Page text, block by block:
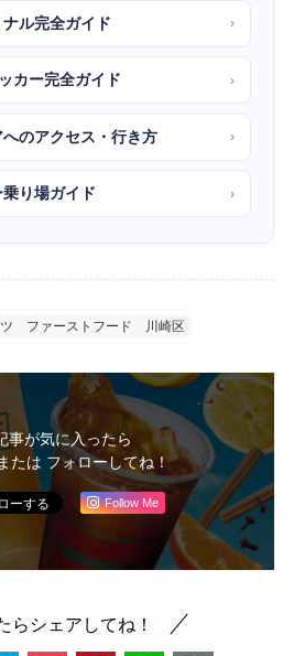
ル完全ガイド ›
カー完全ガイド ›
へのアクセス・行き方 ›
り場ガイド ›
ファーストフード 川崎区
事が気に入ったら
たは フォローしてね！
Follow Me
らシェアしてね！